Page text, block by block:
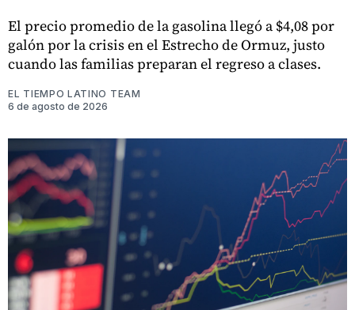
El precio promedio de la gasolina llegó a $4,08 por
galón por la crisis en el Estrecho de Ormuz, justo
cuando las familias preparan el regreso a clases.
EL TIEMPO LATINO TEAM
6 de agosto de 2026